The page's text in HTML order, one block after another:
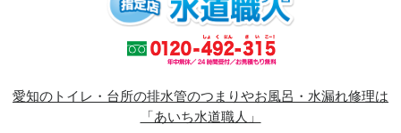
愛知のトイレ・台所の排水管のつまりやお風呂・水漏れ修理は
「あいち水道職人」